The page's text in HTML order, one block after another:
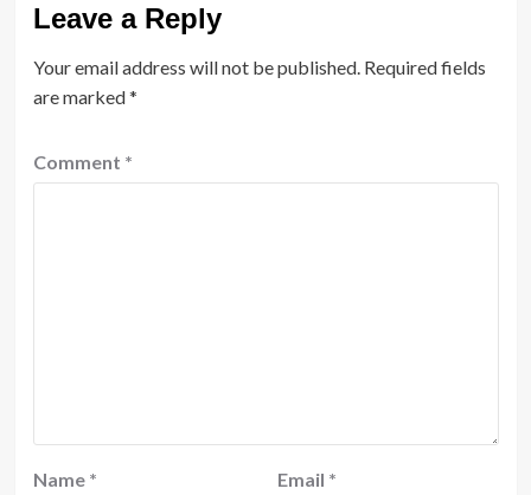
Leave a Reply
Your email address will not be published. Required fields
are marked*
Comment *
Name * Email *